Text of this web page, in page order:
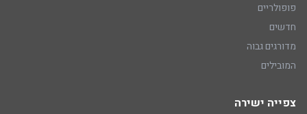
פופולריים
חדשים
מדורגים גבוה
המובילים
צפייה ישירה